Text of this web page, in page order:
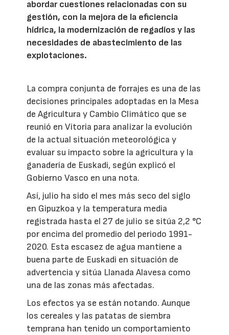
abordar cuestiones relacionadas con su
gestión, con la mejora de la eficiencia
hídrica, la modernización de regadíos y las
necesidades de abastecimiento de las
explotaciones.
La compra conjunta de forrajes es una de las
decisiones principales adoptadas en la Mesa
de Agricultura y Cambio Climático que se
reunió en Vitoria para analizar la evolución
de la actual situación meteorológica y
evaluar su impacto sobre la agricultura y la
ganadería de Euskadi, según explicó el
Gobierno Vasco en una nota.
Así, julio ha sido el mes más seco del siglo
en Gipuzkoa y la temperatura media
registrada hasta el 27 de julio se sitúa 2,2 °C
por encima del promedio del periodo 1991-
2020. Esta escasez de agua mantiene a
buena parte de Euskadi en situación de
advertencia y sitúa Llanada Alavesa como
una de las zonas más afectadas.
Los efectos ya se están notando. Aunque
los cereales y las patatas de siembra
temprana han tenido un comportamiento